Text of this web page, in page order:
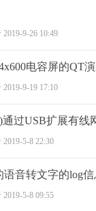
2019-9-26 10:49
电容屏的QT
2019-9-19 17:10
通过USB扩展有线
2019-5-8 22:30
语音转文字的log
2019-5-8 09:55